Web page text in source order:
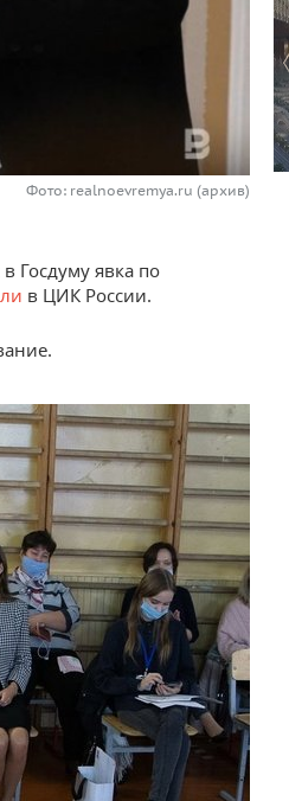
Фото: realnoevremya.ru (архив)
Госдуму явка по
в ЦИК России.